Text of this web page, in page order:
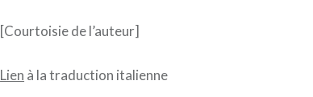
[Courtoisie de l’auteur]
Lien à la traduction italienne